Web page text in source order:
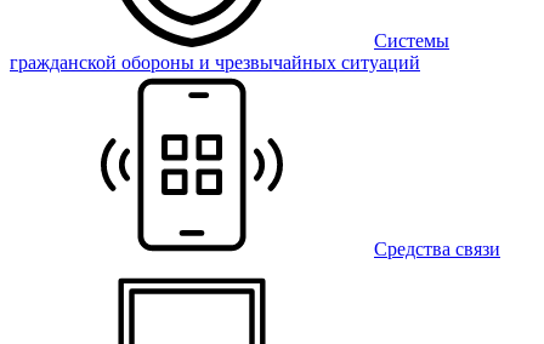
Системы
гражданской обороны и чрезвычайных ситуаций
Средства связи